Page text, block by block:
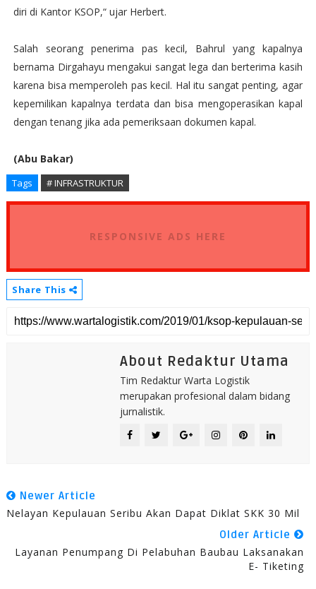
diri di Kantor KSOP,“ ujar Herbert.
Salah seorang penerima pas kecil, Bahrul yang kapalnya
bernama Dirgahayu mengakui sangat lega dan berterima kasih
karena bisa memperoleh pas kecil. Hal itu sangat penting, agar
kepemilikan kapalnya terdata dan bisa mengoperasikan kapal
dengan tenang jika ada pemeriksaan dokumen kapal.
(Abu Bakar)
Tags # INFRASTRUKTUR
RESPONSIVE ADS HERE
Share This
About Redaktur Utama
Tim Redaktur Warta Logistik
merupakan profesional dalam bidang
jurnalistik.
Newer Article
Nelayan Kepulauan Seribu Akan Dapat Diklat SKK 30 Mil
Older Article
Layanan Penumpang Di Pelabuhan Baubau Laksanakan
E- Tiketing